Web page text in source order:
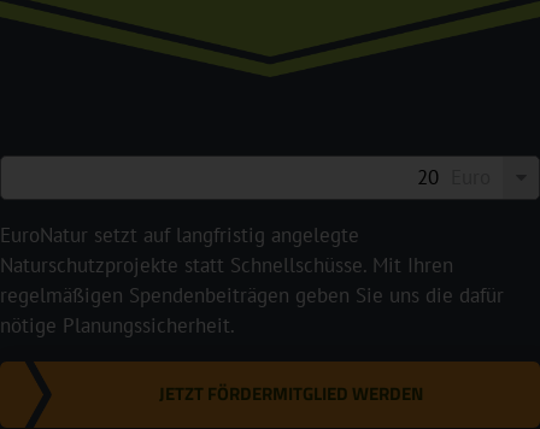
EuroNatur setzt auf langfristig angelegte
Naturschutzprojekte statt Schnellschüsse. Mit Ihren
regelmäßigen Spendenbeiträgen geben Sie uns die dafür
nötige Planungssicherheit.
JETZT FÖRDERMITGLIED WERDEN